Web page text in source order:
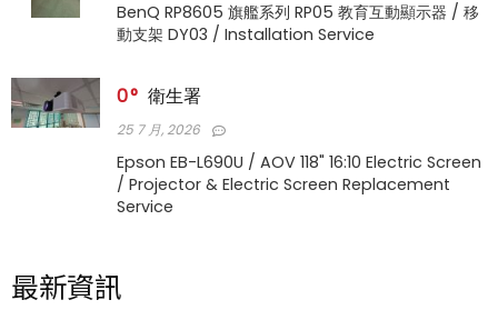
BenQ RP8605 旗艦系列 RP05 教育互動顯示器 / 移
動支架 DY03 / Installation Service
0 衛生署
25 7 月, 2026
Epson EB-L690U / AOV 118" 16:10 Electric Screen
/ Projector & Electric Screen Replacement
Service
最新資訊